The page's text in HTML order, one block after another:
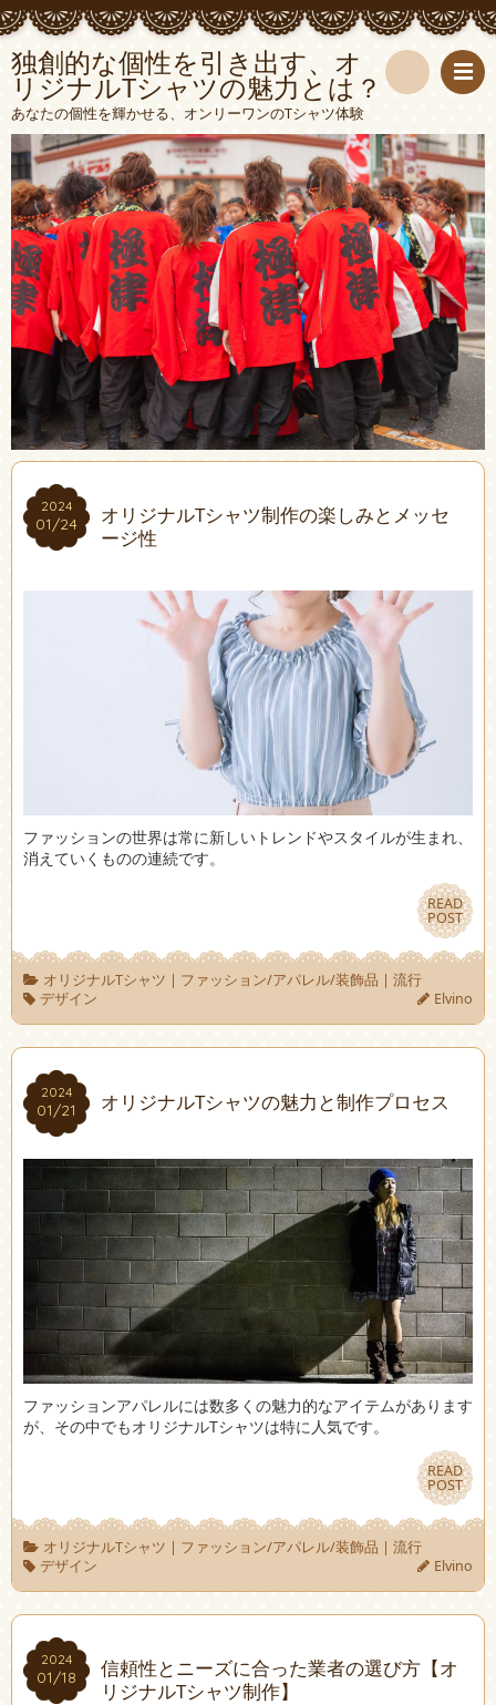
独創的な個性を引き出す、オ
リジナルTシャツの魅力とは？
あなたの個性を輝かせる、オンリーワンのTシャツ体験
索
2024
01/24
2024
01/24
オリジナルTシャツ制作の楽しみとメッセ
ージ性
ファッションの世界は常に新しいトレンドやスタイルが生まれ、
消えていくものの連続です。
READ
POST
READ
POST
オリジナルTシャツ | ファッション/アパレル/装飾品 | 流行
デザイン
Elvino
2024
01/21
2024
01/21 オリジナルTシャツの魅力と制作プロセス
ファッションアパレルには数多くの魅力的なアイテムがあります
が、その中でもオリジナルTシャツは特に人気です。
READ
POST
READ
POST
オリジナルTシャツ | ファッション/アパレル/装飾品 | 流行
デザイン
Elvino
2024
01/18
2024
01/18
信頼性とニーズに合った業者の選び方【オ
リジナルTシャツ制作】